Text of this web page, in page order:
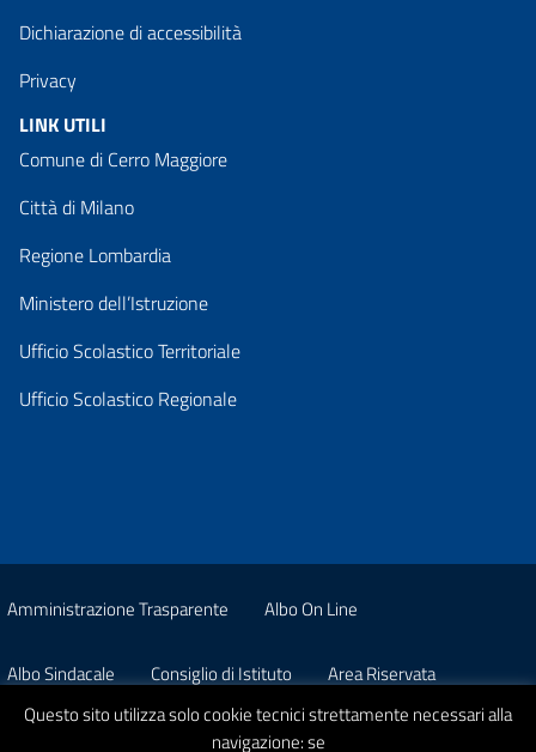
Dichiarazione di accessibilità
Privacy
LINK UTILI
Comune di Cerro Maggiore
Città di Milano
Regione Lombardia
Ministero dell’Istruzione
Ufficio Scolastico Territoriale
Ufficio Scolastico Regionale
Amministrazione Trasparente Albo On Line
Albo Sindacale Consiglio di Istituto Area Riservata
Questo sito utilizza solo cookie tecnici strettamente necessari alla
navigazione: se